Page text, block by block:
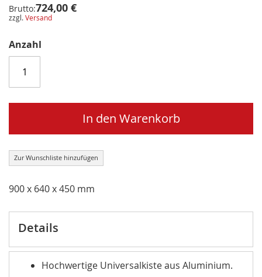
Brutto:724,00 €
zzgl.Versand
Anzahl
In den Warenkorb
Zur Wunschliste hinzufügen
900 x 640 x 450 mm
Details
Hochwertige Universalkiste aus Aluminium.